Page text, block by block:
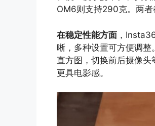
OM6则支持290克。两者
在稳定性能方面 ，
晰，多种设置可方便调
直方图，切换前后摄像
更具电影感。